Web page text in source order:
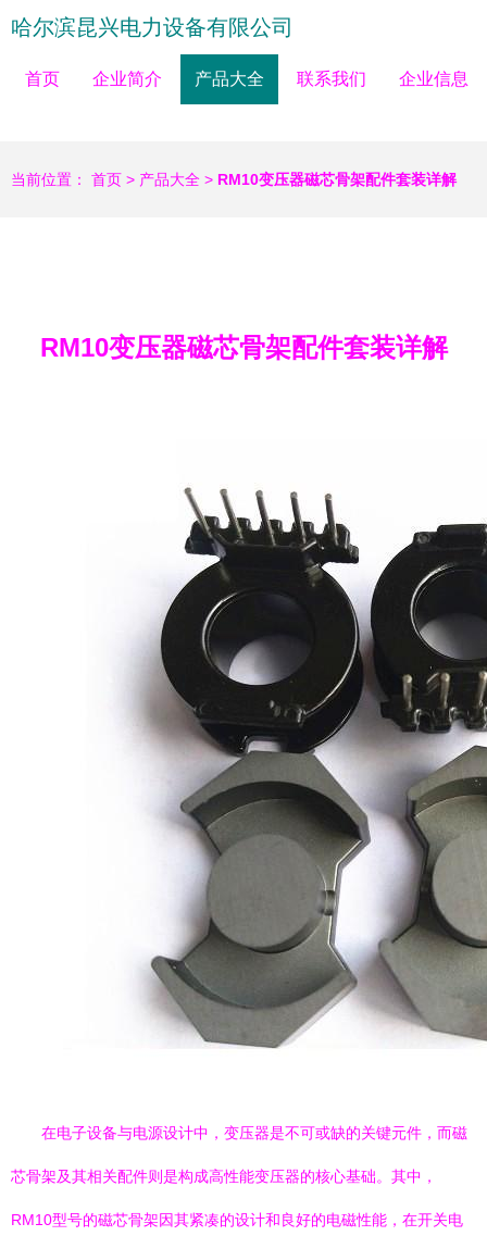
哈尔滨昆兴电力设备有限公司
首页 企业简介 产品大全 联系我们 企业信息
当前位置： 首页 > 产品大全 > RM10变压器磁芯骨架配件套装详解
RM10变压器磁芯骨架配件套装详解
在电子设备与电源设计中，变压器是不可或缺的关键元件，而磁
芯骨架及其相关配件则是构成高性能变压器的核心基础。其中，
RM10型号的磁芯骨架因其紧凑的设计和良好的电磁性能，在开关电